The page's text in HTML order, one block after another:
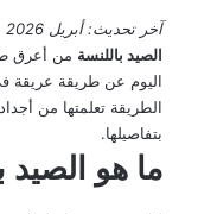
آخر تحديث: أبريل 2026
الصيد باللنسة من أعرق
اليوم عن طريقة عريقة
الطريقة تعلمتها من
بتفاصيلها.
ما هو الصيد